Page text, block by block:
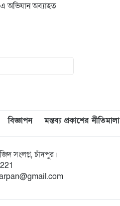
অভিযান অব্যাহত
১১
বিজ্ঞাপন মন্তব্য প্রকাশের নীতিমালা
সংলগ্ন, চাঁদপুর।